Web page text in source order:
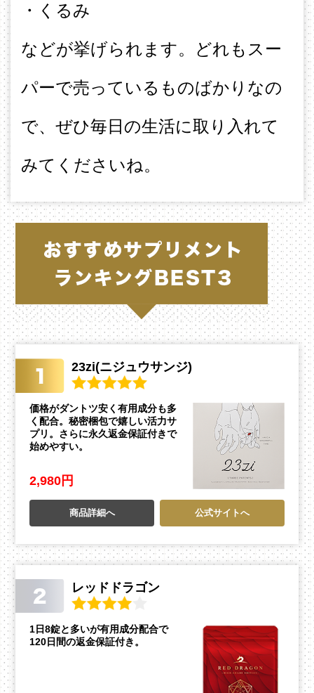
・くるみ
などが挙げられます。どれもスー
パーで売っているものばかりなの
で、ぜひ毎日の生活に取り入れて
みてくださいね。
23zi(ニジュウサンジ)
価格がダントツ安く有用成分も多
く配合。秘密梱包で嬉しい活力サ
プリ。さらに永久返金保証付きで
始めやすい。
2,980円
商品詳細へ 公式サイトへ
レッドドラゴン
1日8錠と多いが有用成分配合で
120日間の返金保証付き。